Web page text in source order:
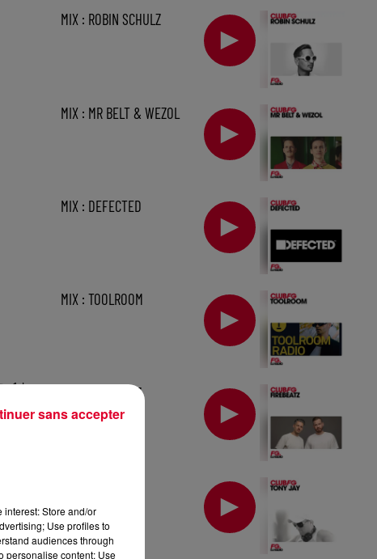
1 h
MIX : ROBIN SCHULZ
MIX : MR BELT & WEZOL
MIX : DEFECTED
MIX : TOOLROOM
MIX : FIREBEATZ
Store and/or
Use profiles to
audiences through
personalise content; Use
sans accepter